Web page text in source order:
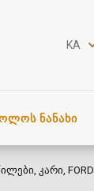
KA
ᲜᲐᲜᲐᲮᲘ
კარი, FORD